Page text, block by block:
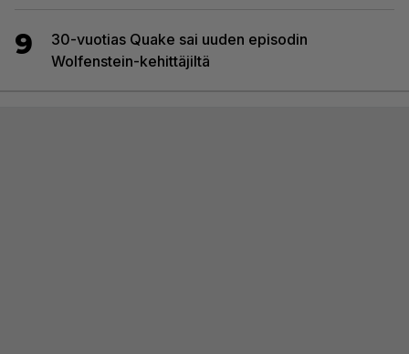
9
30-vuotias Quake sai uuden episodin
Wolfenstein-kehittäjiltä